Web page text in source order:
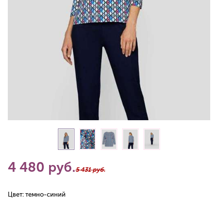
4 480 руб.5 431 руб.
Цвет: темно-синий